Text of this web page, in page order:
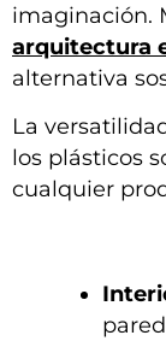
imaginación.
arquitectura
alternativa
La
los plásticos
cualquier